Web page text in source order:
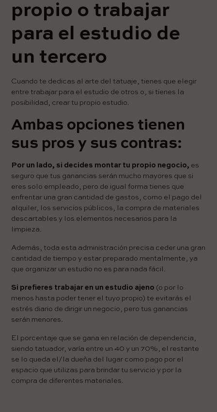
propio o trabajar
para el estudio de
un tercero
Cuando te dedicas al arte del tatuaje, tienes que elegir
entre trabajar para el estudio de otros o, si tienes la
posibilidad, crear tu propio estudio.
Ambas opciones tienen
sus pros y sus contras:
Por un lado, si decides montar tu propio negocio, es
seguro que tus ganancias serán mucho mayores que si
eres solo empleado, pero de igual forma tienes que
enfrentar una gran cantidad de gastos, como el pago del
alquiler, los servicios públicos, la compra de materiales
descartables y los elementos necesarios para la
limpieza.
Además, toda esta administración precisa ceder una gran
cantidad de tiempo y estar preparado mentalmente, ya
que organizar un estudio no es para nada fácil.
Si prefieres trabajar en un estudio ajeno (o por lo
menos hasta poder tener el tuyo propio) te evitarás el
estrés diario de dirigir un negocio, pero tus ganancias
serán menores.
El porcentaje que se gana en relación de dependencia,
siendo tatuador, varía entre un 40 y un 70%, el restante
se lo queda el/la dueña del lugar como pago por el
espacio que utilizas para brindar tu servicio y por la
compra de diferentes materiales.